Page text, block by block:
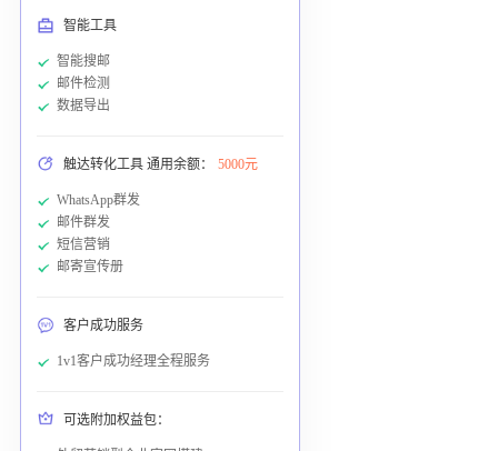
智能工具
智能搜邮
邮件检测
数据导出
触达转化工具 通用余额： 5000元
WhatsApp群发
邮件群发
短信营销
邮寄宣传册
客户成功服务
1v1客户成功经理全程服务
可选附加权益包：